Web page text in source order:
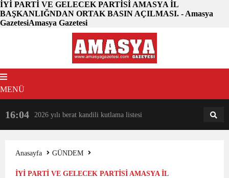
İYİ PARTİ VE GELECEK PARTİSİ AMASYA İL
BAŞKANLIĞNDAN ORTAK BASIN AÇILMASI. - Amasya
GazetesiAmasya Gazetesi
MENÜ
16:04 2026 yılı berat kandili kutlama listesi 18:31
Anasayfa
GÜNDEM
İYİ PARTİ VE GELECEK PARTİSİ AMASYA İL